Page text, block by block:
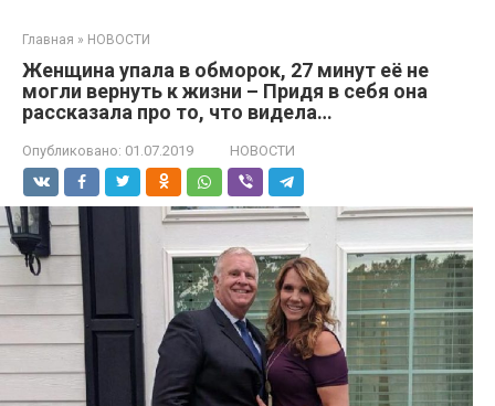
Главная » НОВОСТИ
Женщина упала в обморок, 27 минут её не
могли вернуть к жизни – Придя в себя она
рассказала про то, что видела…
Опубликовано: 01.07.2019 НОВОСТИ